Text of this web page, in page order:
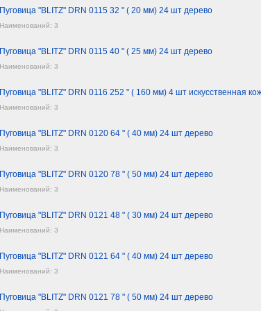
Пуговица "BLITZ" DRN 0115 32 " ( 20 мм) 24 шт дерево
Наименований: 3
Пуговица "BLITZ" DRN 0115 40 " ( 25 мм) 24 шт дерево
Наименований: 3
Пуговица "BLITZ" DRN 0116 252 " ( 160 мм) 4 шт искусственная
Наименований: 3
Пуговица "BLITZ" DRN 0120 64 " ( 40 мм) 24 шт дерево
Наименований: 3
Пуговица "BLITZ" DRN 0120 78 " ( 50 мм) 24 шт дерево
Наименований: 3
Пуговица "BLITZ" DRN 0121 48 " ( 30 мм) 24 шт дерево
Наименований: 3
Пуговица "BLITZ" DRN 0121 64 " ( 40 мм) 24 шт дерево
Наименований: 3
Пуговица "BLITZ" DRN 0121 78 " ( 50 мм) 24 шт дерево